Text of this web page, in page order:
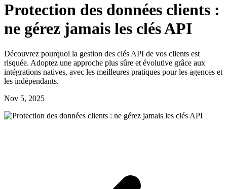
Protection des données clients :
ne gérez jamais les clés API
Découvrez pourquoi la gestion des clés API de vos clients est
risquée. Adoptez une approche plus sûre et évolutive grâce aux
intégrations natives, avec les meilleures pratiques pour les agences et
les indépendants.
Nov 5, 2025